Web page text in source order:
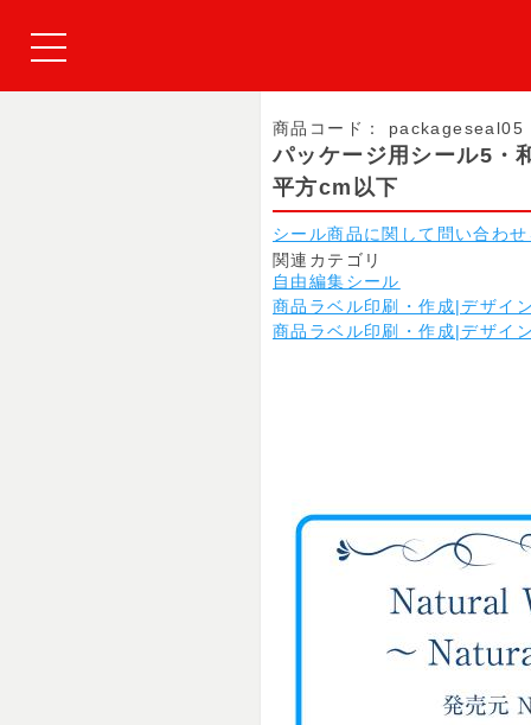
商品コード： packageseal05
パッケージ用シール5・
平方cm以下
シール商品に関して問い合わ
関連カテゴリ
自由編集シール
商品ラベル印刷・作成|デザイ
商品ラベル印刷・作成|デザイ